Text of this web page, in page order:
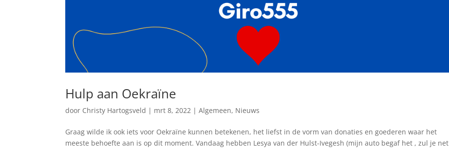
Hulp aan Oekraïne
door Christy Hartogsveld | mrt 8, 2022 |Algemeen, Nieuws
Graag wilde ik ook iets voor Oekraïne kunnen betekenen, het liefst in de vorm van donaties en goederen waar het
meeste behoefte aan is op dit moment. Vandaag hebben Lesya van der Hulst-Ivegesh (mijn auto begaf het , zul je net